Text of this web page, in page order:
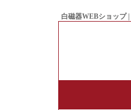
白磁器WEBショップ |